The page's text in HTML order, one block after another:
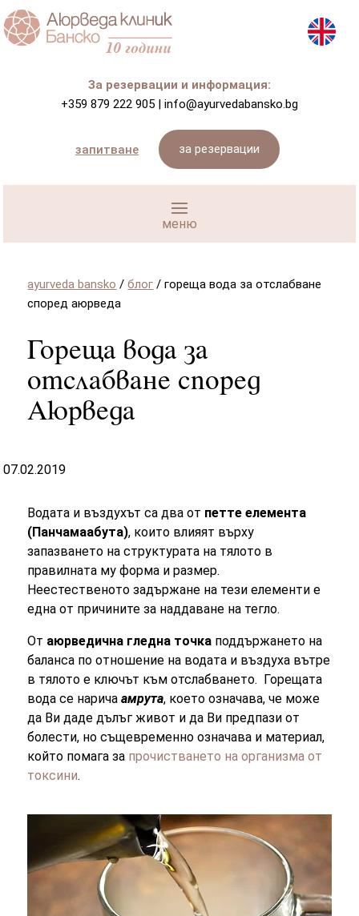
За резервации и информация:
+359 879 222 905 | info@ayurvedabansko.bg
запитване за резервации
ayurveda bansko /блог /гореща вода за отслабване
според aюрведа
Гореща вода за
отслабване според
Aюрведа
07.02.2019
Водата и въздухът са два от петте елемента
(Панчамаабута), които влияят върху
запазването на структурата на тялото в
правилната му форма и размер.
Неестественото задържане на тези елементи е
една от причините за наддаване на тегло.
От аюрведична гледна точка поддържането на
баланса по отношение на водата и въздуха вътре
в тялото е ключът към отслабването. Горещата
вода се наричаамрута, което означава, че може
да Ви даде дълъг живот и да Ви предпази от
болести, но същевременно означава и материал,
който помага за прочистването на организма от
токсини.